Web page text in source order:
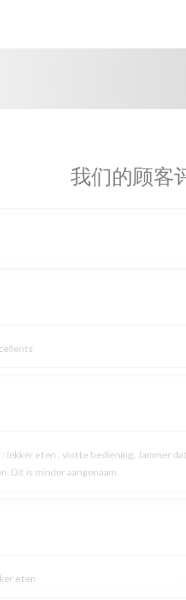
我们的顾客
lekker eten , vlotte bediening. Jammer
Dit is minder aangenaam.
eten